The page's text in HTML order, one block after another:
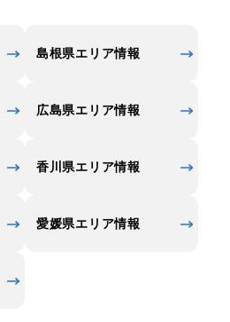
日曜日には、桂浜でさまざま
島根県エリア情報
広島県エリア情報
香川県エリア情報
愛媛県エリア情報